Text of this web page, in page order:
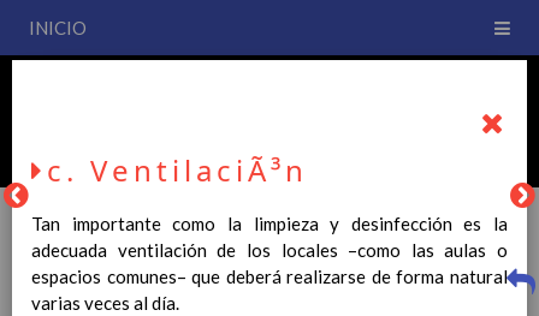
INICIO
CEIP San Fernando
PLAN DE CENTRO
c. VentilaciÃ³n
Tan importante como la limpieza y desinfección es la
adecuada ventilación de los locales –como las aulas o
espacios comunes– que deberá realizarse de forma natural
varias veces al día.